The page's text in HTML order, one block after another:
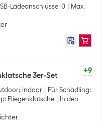
Ladeanschlüsse: 0
Max.
+9
3er-Set
Indoor
Für Schädling:
Fliegenklatsche
In den